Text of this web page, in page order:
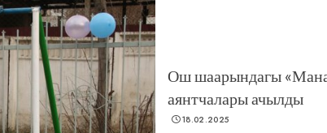
Ош шаарындагы
аянтчалары ачылды
18.02.2025